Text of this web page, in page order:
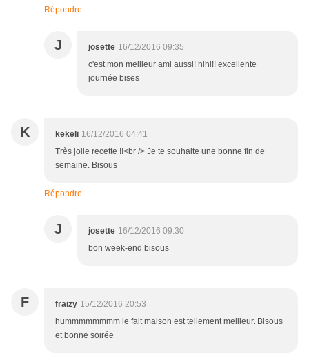
Répondre
J josette 16/12/2016 09:35
c'est mon meilleur ami aussi! hihi!! excellente
journée bises
K kekeli 16/12/2016 04:41
Très jolie recette !!<br /> Je te souhaite une bonne fin de
semaine. Bisous
Répondre
J josette 16/12/2016 09:30
bon week-end bisous
F fraizy 15/12/2016 20:53
hummmmmmmm le fait maison est tellement meilleur. Bisous
et bonne soirée